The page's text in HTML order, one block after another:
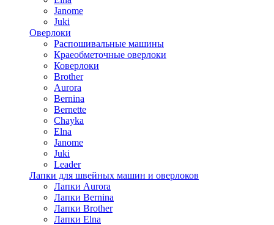
Janome
Juki
Оверлоки
Распошивальные машины
Краеобметочные оверлоки
Коверлоки
Brother
Aurora
Bernina
Bernette
Chayka
Elna
Janome
Juki
Leader
Лапки для швейных машин и оверлоков
Лапки Aurora
Лапки Bernina
Лапки Brother
Лапки Elna